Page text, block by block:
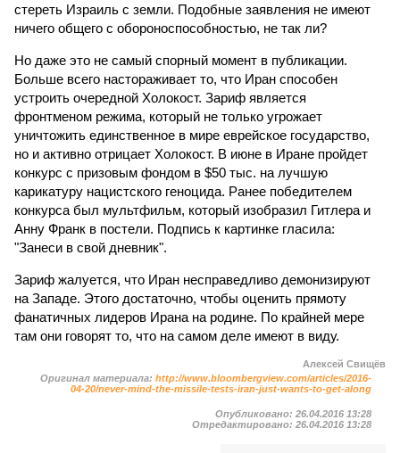
стереть Израиль с земли. Подобные заявления не имеют
ничего общего с обороноспособностью, не так ли?
Но даже это не самый спорный момент в публикации.
Больше всего настораживает то, что Иран способен
устроить очередной Холокост. Зариф является
фронтменом режима, который не только угрожает
уничтожить единственное в мире еврейское государство,
но и активно отрицает Холокост. В июне в Иране пройдет
конкурс с призовым фондом в $50 тыс. на лучшую
карикатуру нацистского геноцида. Ранее победителем
конкурса был мультфильм, который изобразил Гитлера и
Анну Франк в постели. Подпись к картинке гласила:
"Занеси в свой дневник".
Зариф жалуется, что Иран несправедливо демонизируют
на Западе. Этого достаточно, чтобы оценить прямоту
фанатичных лидеров Ирана на родине. По крайней мере
там они говорят то, что на самом деле имеют в виду.
Алексей Свищёв
Оригинал материала: http://www.bloombergview.com/articles/2016-
04-20/never-mind-the-missile-tests-iran-just-wants-to-get-along
Опубликовано: 26.04.2016 13:28
Отредактировано: 26.04.2016 13:28